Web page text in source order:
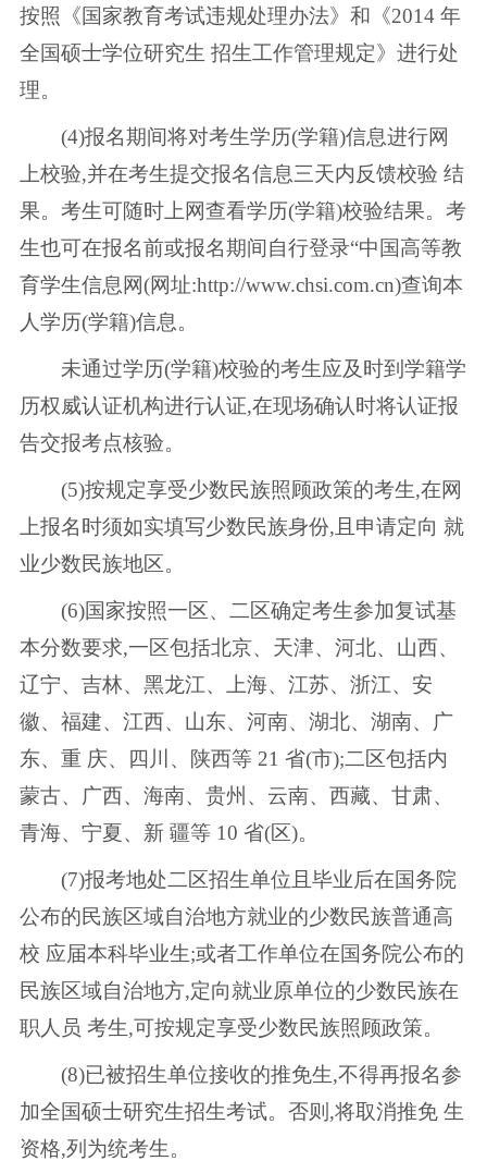
按照《国家教育考试违规处理办法》和《2014 年
全国硕士学位研究生 招生工作管理规定》进行处
理。
(4)报名期间将对考生学历(学籍)信息进行网
上校验,并在考生提交报名信息三天内反馈校验 结
果。考生可随时上网查看学历(学籍)校验结果。考
生也可在报名前或报名期间自行登录“中国高等教
育学生信息网(网址:http://www.chsi.com.cn)查询本
人学历(学籍)信息。
未通过学历(学籍)校验的考生应及时到学籍学
历权威认证机构进行认证,在现场确认时将认证报
告交报考点核验。
(5)按规定享受少数民族照顾政策的考生,在网
上报名时须如实填写少数民族身份,且申请定向 就
业少数民族地区。
(6)国家按照一区、二区确定考生参加复试基
本分数要求,一区包括北京、天津、河北、山西、
辽宁、吉林、黑龙江、上海、江苏、浙江、安
徽、福建、江西、山东、河南、湖北、湖南、广
东、重 庆、四川、陕西等 21 省(市);二区包括内
蒙古、广西、海南、贵州、云南、西藏、甘肃、
青海、宁夏、新 疆等 10 省(区)。
(7)报考地处二区招生单位且毕业后在国务院
公布的民族区域自治地方就业的少数民族普通高
校 应届本科毕业生;或者工作单位在国务院公布的
民族区域自治地方,定向就业原单位的少数民族在
职人员 考生,可按规定享受少数民族照顾政策。
(8)已被招生单位接收的推免生,不得再报名参
加全国硕士研究生招生考试。否则,将取消推免 生
资格,列为统考生。